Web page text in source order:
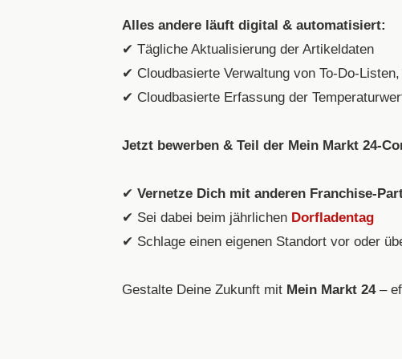
Alles andere läuft digital & automatisiert:
✔ Tägliche Aktualisierung der Artikeldaten
✔ Cloudbasierte Verwaltung von To-Do-
✔ Cloudbasierte Erfassung der
Jetzt bewerben & Teil der Mein Markt 24-
✔ Vernetze Dich mit anderen Franchise-
✔ Sei dabei beim jährlichen Dorfladentag
✔ Schlage einen eigenen Standort vor oder
Gestalte Deine Zukunft mit Mein Markt 24–